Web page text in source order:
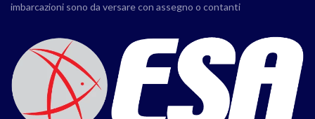
imbarcazioni sono da versare con assegno o contanti